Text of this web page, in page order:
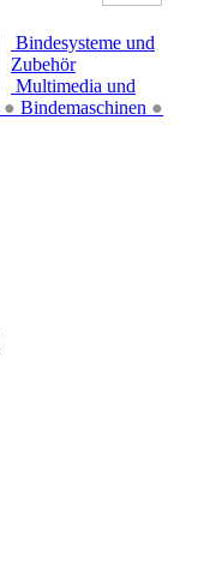
Bindesysteme und
Zubehör
● Bindemaschinen ●
Multimedia und